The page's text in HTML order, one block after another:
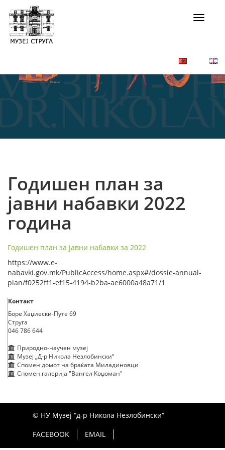
Toggle
Годишен план за
јавни набавки 2022
година
Годишен план за јавни набавки за 2022
https://www.e-
nabavki.gov.mk/PublicAccess/home.aspx#/dossie-annual-
plan/f0252ff1-ef15-4194-b2ba-ae6000a48a71/1
Контакт
Боре Хаџиески-Путе 69
Струга
046 786 644
Природно-научен музеј
Музеј „Д-р Никола Незлобински“
Спомен домот на браќата Миладиновци
Спомен галерија "Вангел Коџоман"
© НУ Музеј “д-р Никола Незлобински“
FACEBOOK
EMAIL